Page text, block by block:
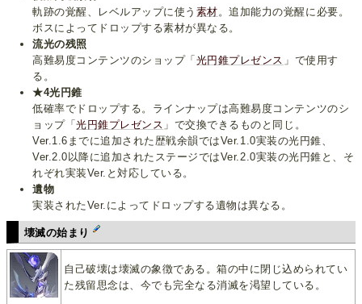
軌跡の覚醒、レベルアップに使う 素材。追加能力の覚醒に必要。
ボスによってドロップする素材が異なる。
流光の残照
高難易度コンテンツのショップ「 光円錐プレゼンス 」で使用す
る。
★4光円錐
低確率でドロップする。ラインナップは高難易度コンテンツのシ
ョップ「光円錐プレゼンス 」で交換できるものと同じ。
Ver.1.6までに追加された歴戦余韻ではVer.1.0実装の光円錐、
Ver.2.0以降に追加されたステージではVer.2.0実装の光円錐と、そ
れぞれ実装Ver.と対応している。
遺物
実装されたVer.によってドロップする遺物は異なる。
壊滅の始まり
自己破壊は壊滅の象徴である。箱の中に閉じ込められてい
た残留思念は、今でも完全なる消滅を渇望している。